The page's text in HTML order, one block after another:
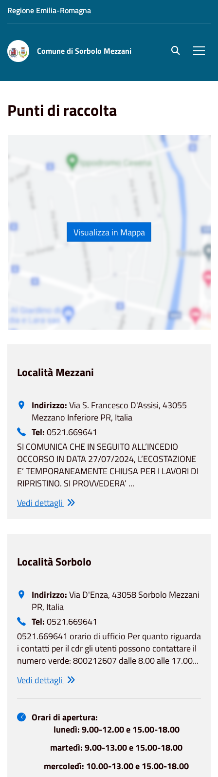
Regione Emilia-Romagna
Comune di Sorbolo Mezzani site.searc
Punti di raccolta
Visualizza in Mappa
Località Mezzani
Indirizzo:Via S. Francesco D'Assisi, 43055
Mezzano Inferiore PR, Italia
Tel:0521.669641
SI COMUNICA CHE IN SEGUITO ALL’INCEDIO
OCCORSO IN DATA 27/07/2024, L’ECOSTAZIONE
E’ TEMPORANEAMENTE CHIUSA PER I LAVORI DI
RIPRISTINO. SI PROVVEDERA’ ...
Vedi dettagli
Località Sorbolo
Indirizzo:Via D'Enza, 43058 Sorbolo Mezzani
PR, Italia
Tel:0521.669641
0521.669641 orario di ufficio Per quanto riguarda
i contatti per il cdr gli utenti possono contattare il
numero verde: 800212607 dalle 8.00 alle 17.00...
Vedi dettagli
Orari di apertura:
lunedì: 9.00-12.00 e 15.00-18.00
martedì: 9.00-13.00 e 15.00-18.00
mercoledì: 10.00-13.00 e 15.00-18.00